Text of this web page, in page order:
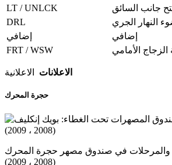
LT / UNLCK
جانب السائق
DRL
النهار الجري
إضافي
إضافي
FRT / WSW
الأمامي
الاعلانات الاعلانية
حجرة المحرك
في صندوق مصهر حجرة المحرك
(2008 ، 2009)